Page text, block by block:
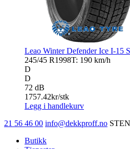
Leao Winter Defender Ice I-15
245/45 R1998T: 190 km/h
D
D
72 dB
1757.42kr/stk
Legg i handlekurv
21 56 46 00 info@dekkproff.no
Butikk